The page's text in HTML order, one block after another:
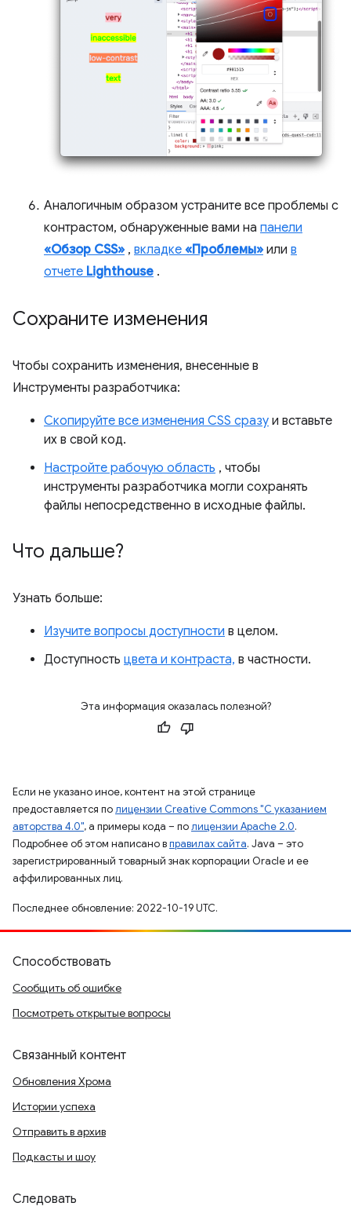
Аналогичным образом устраните все проблемы с
контрастом, обнаруженные вами на панели
«Обзор CSS» , вкладке «Проблемы» или в
отчете Lighthouse .
Сохраните изменения
Чтобы сохранить изменения, внесенные в
Инструменты разработчика:
Скопируйте все изменения CSS сразу и вставьте
их в свой код.
Настройте рабочую область , чтобы
инструменты разработчика могли сохранять
файлы непосредственно в исходные файлы.
Что дальше?
Узнать больше:
Изучите вопросы доступности в целом.
Доступность цвета и контраста, в частности.
Эта информация оказалась полезной?
Если не указано иное, контент на этой странице
предоставляется полицензии Creative Commons "С указанием
авторства 4.0", а примеры кода – полицензии Apache 2.0.
Подробнее об этом написано вправилах сайта. Java – это
зарегистрированный товарный знак корпорации Oracle и ее
аффилированных лиц.
Последнее обновление: 2022-10-19 UTC.
Способствовать
Сообщить об ошибке
Посмотреть открытые вопросы
Связанный контент
Обновления Хрома
Истории успеха
Отправить в архив
Подкасты и шоу
Следовать